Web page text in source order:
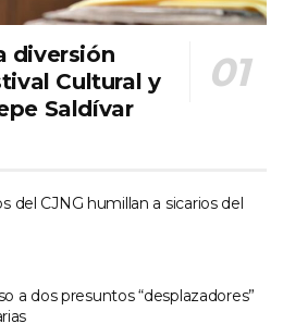
diversión
Cultural y
Saldívar
del CJNG humillan a sicarios del
a dos presuntos “desplazadores”